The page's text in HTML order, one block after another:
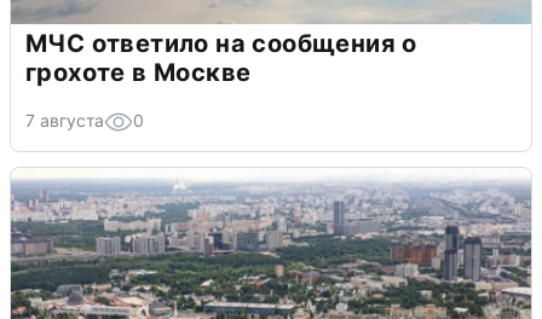
МЧС ответило на сообщения о
грохоте в Москве
7 августа 0